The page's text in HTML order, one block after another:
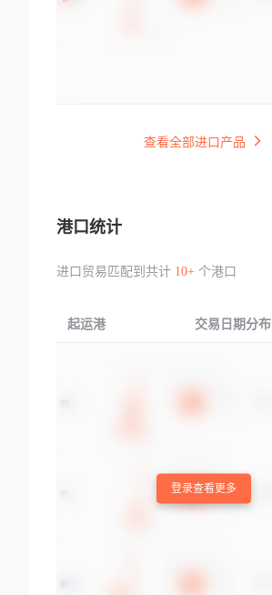
查看全部进口产品
港口统计
进口贸易匹配到共计 10+个港口
起运港 交易日期分布
登录查看更多